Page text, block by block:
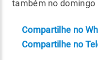
também no domingo
Compartilhe no
Compartilhe no